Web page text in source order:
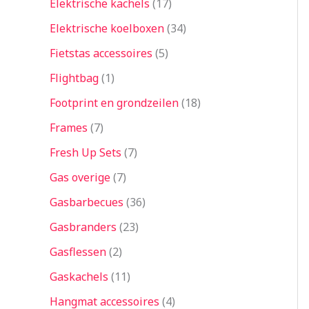
Elektrische kachels 17
Elektrische koelboxen 34
Fietstas accessoires 5
Flightbag 1
Footprint en grondzeilen 18
Frames 7
Fresh Up Sets 7
Gas overige 7
Gasbarbecues 36
Gasbranders 23
Gasflessen 2
Gaskachels 11
Hangmat accessoires 4